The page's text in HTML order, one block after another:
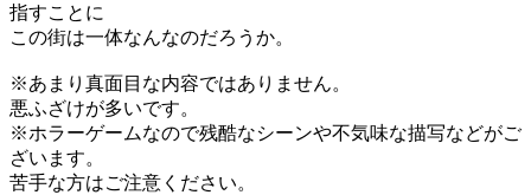
指すことに
この街は一体なんなのだろうか。
※あまり真面目な内容ではありません。
悪ふざけが多いです。
※ホラーゲームなので残酷なシーンや不気味な描写などがご
ざいます。
苦手な方はご注意ください。